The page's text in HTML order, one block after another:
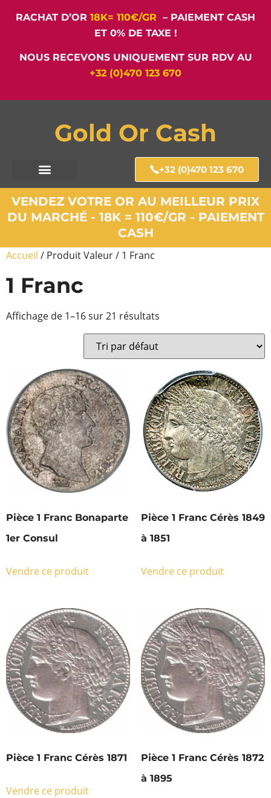
RACHAT D’OR 18K= 110€/GR – PAIEMENT CASH
ET 0% DE TAXE !
NOUS RECEVONS UNIQUEMENT SUR RDV AU
+32 (0)470 123 670
Gold Or Cash
+32 (0)470 123 670
VENDEZ VOTRE OR AU MEILLEUR PRIX
DU MARCHÉ - 18K = 110€/GR - PAIEMENT
CASH
Accueil / Produit Valeur / 1 Franc
1 Franc
Affichage de 1–16 sur 21 résultats
Pièce 1 Franc Bonaparte
1er Consul
Vendre ce produit
Pièce 1 Franc Cérès 1849
à 1851
Vendre ce produit
Pièce 1 Franc Cérès 1871
Vendre ce produit
Pièce 1 Franc Cérès 1872
à 1895